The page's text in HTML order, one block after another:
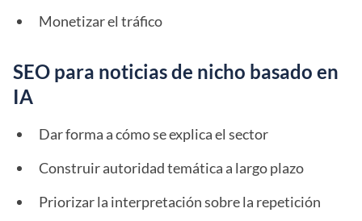
Monetizar el tráfico
SEO para noticias de nicho basado en
IA
Dar forma a cómo se explica el sector
Construir autoridad temática a largo plazo
Priorizar la interpretación sobre la repetición